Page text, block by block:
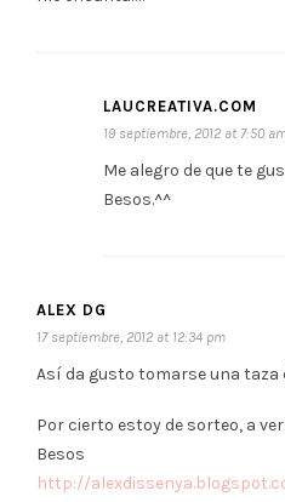
LAUCREATIVA.COM
19 septiembre, 2012 at 7:50
Me alegro de que te
Besos.^^
ALEX DG
17 septiembre, 2012 at 12:34 pm
Así da gusto tomarse una taza
Por cierto estoy de sorteo, a
Besos
http://